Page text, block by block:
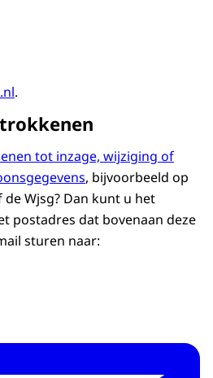
.
tot inzage, wijziging of
, bijvoorbeeld op
de Wjsg? Dan kunt u het
postadres dat bovenaan deze
sturen naar: